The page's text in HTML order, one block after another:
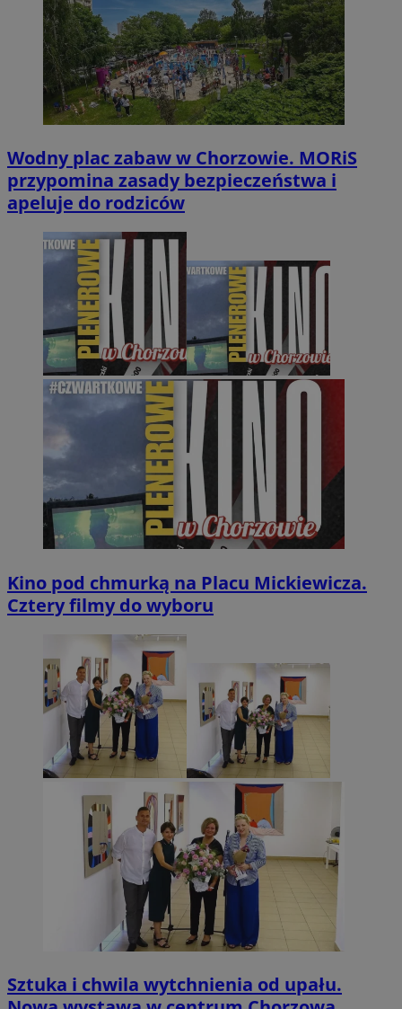
Wodny plac zabaw w Chorzowie. MORiS
przypomina zasady bezpieczeństwa i
apeluje do rodziców
Kino pod chmurką na Placu Mickiewicza.
Cztery filmy do wyboru
Sztuka i chwila wytchnienia od upału.